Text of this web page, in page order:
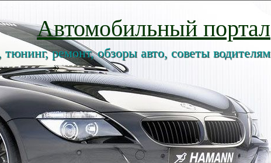
Автомобильный портал
ремонт, обзоры авто, советы водителям